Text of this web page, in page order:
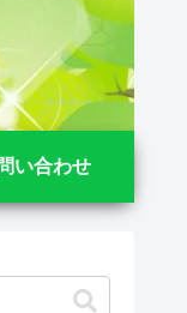
い合わせ